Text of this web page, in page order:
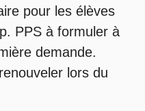
pour les élèves
PPS à formuler à
demande.
lors du